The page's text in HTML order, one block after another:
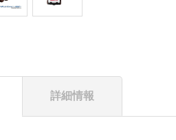
詳細情報